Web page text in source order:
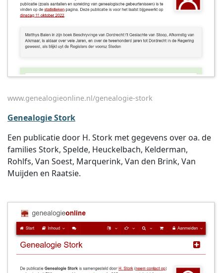
www.genealogieonline.nl/genealogie-stork
Genealogie Stork
Een publicatie door H. Stork met gegevens over oa. de
families Stork, Spelde, Heuckelbach, Kelderman,
Rohlfs, Van Soest, Marquerink, Van den Brink, Van
Muijden en Raatsie.